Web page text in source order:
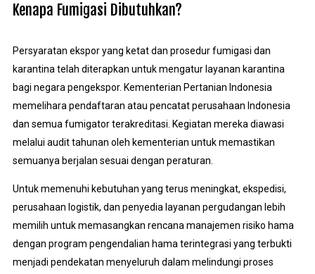
Kenapa Fumigasi Dibutuhkan?
Persyaratan ekspor yang ketat dan prosedur fumigasi dan
karantina telah diterapkan untuk mengatur layanan karantina
bagi negara pengekspor. Kementerian Pertanian Indonesia
memelihara pendaftaran atau pencatat perusahaan Indonesia
dan semua fumigator terakreditasi. Kegiatan mereka diawasi
melalui audit tahunan oleh kementerian untuk memastikan
semuanya berjalan sesuai dengan peraturan.
Untuk memenuhi kebutuhan yang terus meningkat, ekspedisi,
perusahaan logistik, dan penyedia layanan pergudangan lebih
memilih untuk memasangkan rencana manajemen risiko hama
dengan program pengendalian hama terintegrasi yang terbukti
menjadi pendekatan menyeluruh dalam melindungi proses